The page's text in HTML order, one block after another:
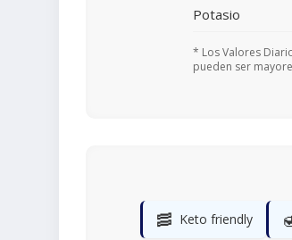
Potasio
* Los Valores
pueden ser
🥓 Keto friendly